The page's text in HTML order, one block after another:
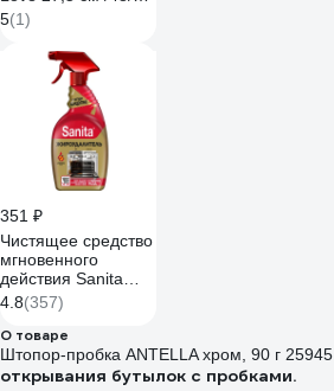
63990
5(1)
351 ₽
Чистящее средство
мгновенного
действия Sanita
Жироудалитель
GOLD 500 мл
22804 25360
4.8(357)
О товаре
Штопор-пробка ANTELLA хром, 90 г 25945
открывания бутылок с пробками.